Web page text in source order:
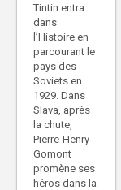
Tintin entra
dans
l’Histoire en
parcourant le
pays des
Soviets en
1929. Dans
Slava, après
la chute,
Pierre-Henry
Gomont
promène ses
héros dans la